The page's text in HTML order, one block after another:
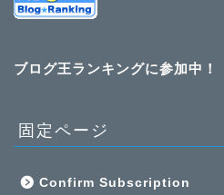
ブログ王ランキングに参加中！
固定ページ
Confirm Subscription